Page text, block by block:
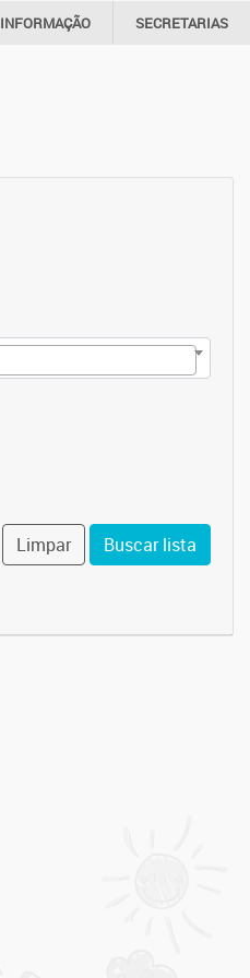
INFORMAÇÃO SECRETARIAS
Limpar Buscar lista